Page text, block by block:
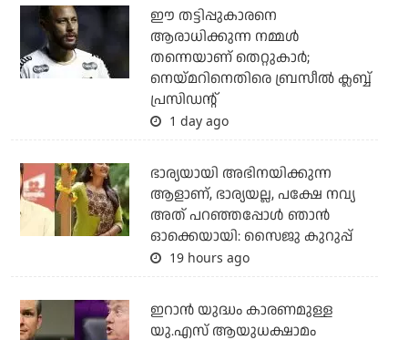
ഈ തട്ടിപ്പുകാരനെ
ആരാധിക്കുന്ന നമ്മള്‍
തന്നെയാണ് തെറ്റുകാര്‍;
നെയ്മറിനെതിരെ ബ്രസീല്‍ ക്ലബ്ബ്
പ്രസിഡന്റ്
1 day ago
ഭാര്യയായി അഭിനയിക്കുന്ന
ആളാണ്, ഭാര്യയല്ല, പക്ഷേ നവ്യ
അത് പറഞ്ഞപ്പോള്‍ ഞാന്‍
ഓക്കെയായി: സൈജു കുറുപ്പ്
19 hours ago
ഇറാന്‍ യുദ്ധം കാരണമുള്ള
യു.എസ് ആയുധക്ഷാമം